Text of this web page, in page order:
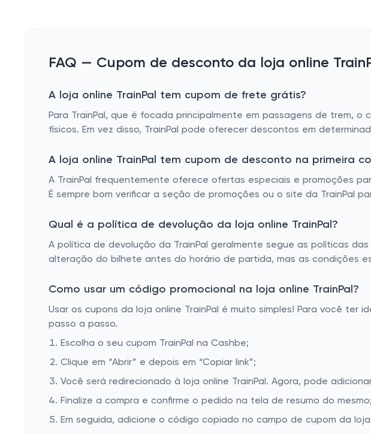
FAQ — Cupom de desconto da loja online
A loja online TrainPal tem cupom de frete grátis?
Para TrainPal, que é focada principalmente em passagens de trem,
físicos. Em vez disso, TrainPal pode oferecer descontos em
A loja online TrainPal tem cupom de desconto na primeira
A TrainPal frequentemente oferece ofertas especiais e promoções
É sempre bom verificar a seção de promoções ou o site da TrainPal
Qual é a política de devolução da loja online TrainPal?
A política de devolução da TrainPal geralmente segue as políticas
alteração do bilhete antes do horário de partida, mas as condições
Como usar um código promocional na loja online TrainPal?
Usar os cupons da loja online TrainPal é muito simples! Para você
passo a passo.
Escolha o seu cupom TrainPal na Cashbe;
Clique em “Abrir” e depois em “Copiar link”;
Você será redirecionado à loja online TrainPal. Agora, pode
Finalize a compra e confirme o pedido na tela de resumo do mesmo;
Em seguida, adicione o código copiado no campo de cupom da loja